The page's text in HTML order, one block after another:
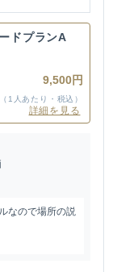
ドプランA
9,500円
（1人あたり・税込）
詳細を見る
なので場所の説